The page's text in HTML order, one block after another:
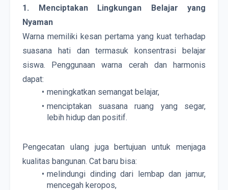
1. Menciptakan Lingkungan Belajar yang
Nyaman
Warna memiliki kesan pertama yang kuat terhadap
suasana hati dan termasuk konsentrasi belajar
siswa. Penggunaan warna cerah dan harmonis
dapat:
meningkatkan semangat belajar,
menciptakan suasana ruang yang segar,
lebih hidup dan positif.
Pengecatan ulang juga bertujuan untuk menjaga
kualitas bangunan. Cat baru bisa:
melindungi dinding dari lembap dan jamur,
mencegah keropos,